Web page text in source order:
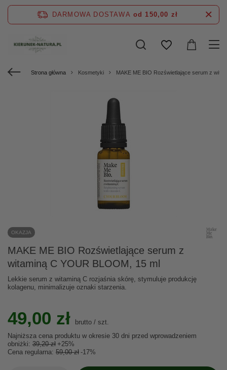
DARMOWA DOSTAWA od 150,00 zł
Strona główna Kosmetyki MAKE ME BIO Rozświetlające serum z
OKAZJA
MAKE ME BIO Rozświetlające serum z
witaminą C YOUR BLOOM, 15 ml
Lekkie serum z witaminą C rozjaśnia skórę, stymuluje produkcję
kolagenu, minimalizuje oznaki starzenia.
49,00 zł brutto / szt.
Najniższa cena produktu w okresie 30 dni przed wprowadzeniem
obniżki: 39,20 zł +25%
Cena regularna: 59,00 zł -17%